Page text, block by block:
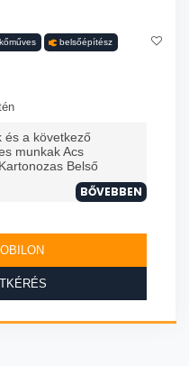
kőműves belsőépítész
és a következő
munkak Acs
Belső
BŐVEBBEN